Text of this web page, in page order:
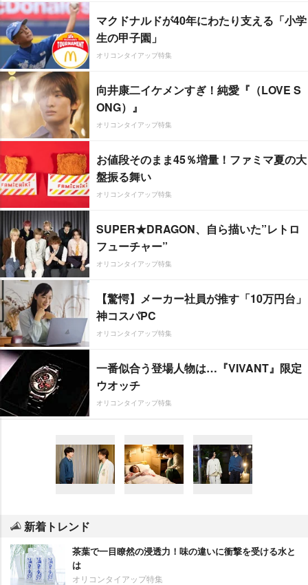
マクドナルドが40年にわたり支える「小学
生の甲子園」
オリコンタイアップ特集
向井康二イケメンすぎ！純愛『（LOVE S
ONG）』
オリコンタイアップ特集
お値段そのまま45％増量！ファミマ夏の大
盤振る舞い
オリコンタイアップ特集
SUPER★DRAGON、自ら描いた”レトロ
フューチャー”
オリコンタイアップ特集
【驚愕】メーカー社員が推す「10万円台」
神コスパPC
オリコンタイアップ特集
一番似合う登場人物は…『VIVANT』限定
ウオッチ
オリコンタイアップ特集
新着トレンド
茶葉で一目瞭然の浸透力！味の違いに衝撃を受ける水と
は
オリコンタイアップ特集